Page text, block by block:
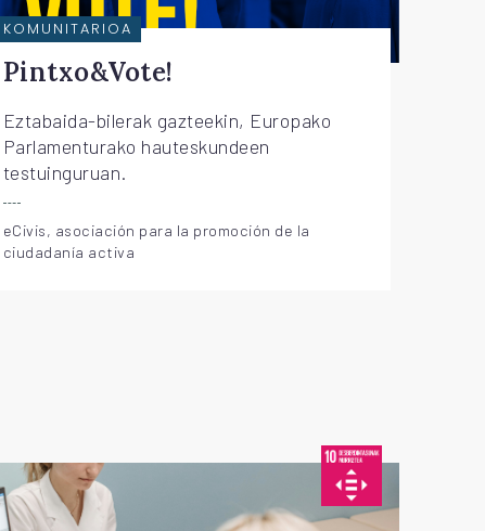
KOMUNITARIOA
Pintxo&Vote!
Eztabaida-bilerak gazteekin, Europako
Parlamenturako hauteskundeen
testuinguruan.
eCivis, asociación para la promoción de la
ciudadanía activa